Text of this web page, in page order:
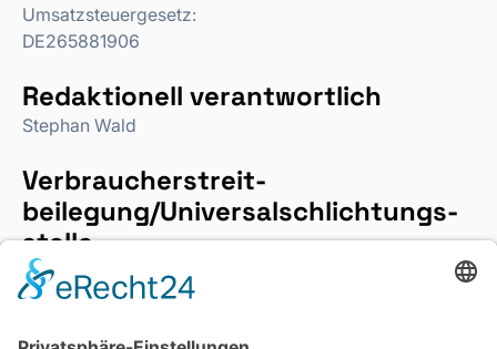
Umsatzsteuergesetz:
DE265881906
Redaktionell verantwortlich
Stephan Wald
Verbraucher­streit­
beilegung/Universal­schlichtungs­
stelle
Wir sind nicht bereit oder verpflichtet, an
Streitbeilegungsverfahren vor einer